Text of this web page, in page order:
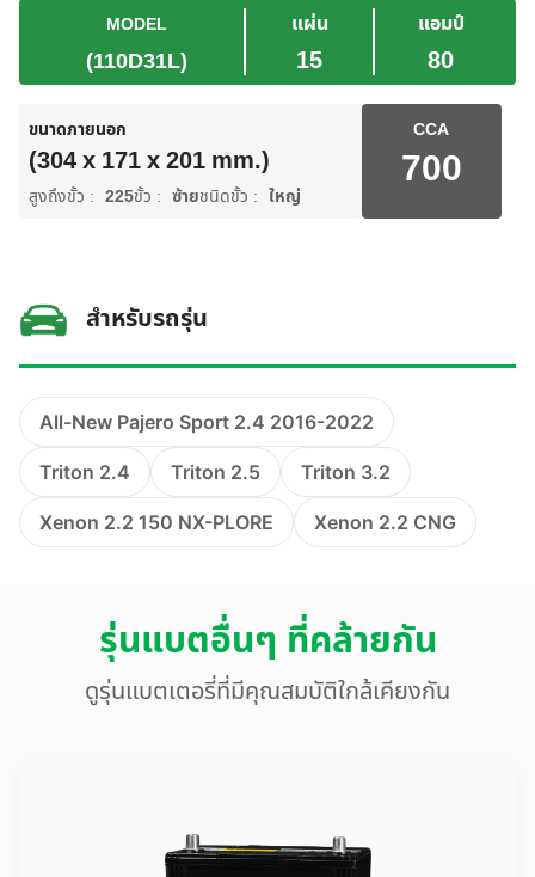
MODEL
(110D31L)
แผ่น
15
แอมป์
80
ขนาดภายนอก
(304 x 171 x 201 mm.)
สูงถึงขั้ว : 225ขั้ว : ซ้ายชนิดขั้ว : ใหญ่
CCA
700
สำหรับรถรุ่น
All-New Pajero Sport 2.4 2016-2022
Triton 2.4 Triton 2.5 Triton 3.2
Xenon 2.2 150 NX-PLORE Xenon 2.2 CNG
รุ่นแบตอื่นๆ ที่คล้ายกัน
ดูรุ่นแบตเตอรี่ที่มีคุณสมบัติใกล้เคียงกัน